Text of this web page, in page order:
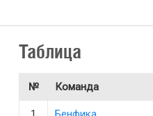
Таблица
№ Команда